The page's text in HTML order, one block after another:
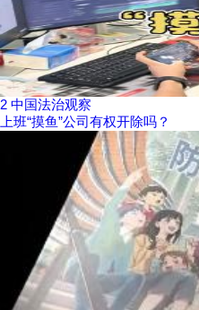
2 中国法治观察
上班“摸鱼”公司有权开除吗？